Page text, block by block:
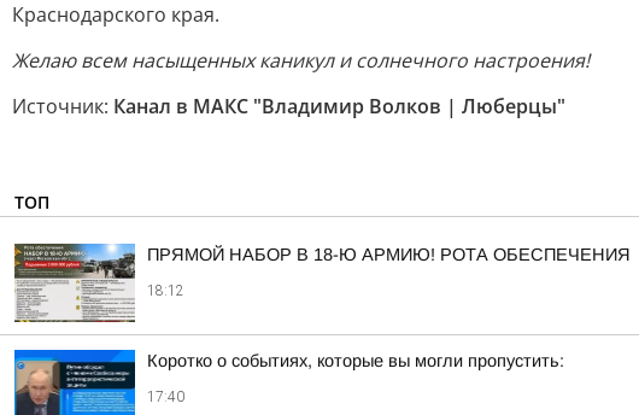
Краснодарского края.
Желаю всем насыщенных каникул и солнечного настроения!
Источник: Канал в МАКС "Владимир Волков | Люберцы"
ТОП
ПРЯМОЙ НАБОР В 18-Ю АРМИЮ! РОТА ОБЕСПЕЧЕНИЯ
18:12
Коротко о событиях, которые вы могли пропустить:
17:40